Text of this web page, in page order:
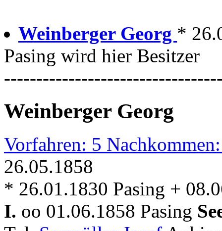
Weinberger Georg *
Pasing wird hier Besitzer
Weinberger Georg
Vorfahren: 5
26.05.1858
* 26.01.1830 Pasing +
I. oo 01.06.1858 Pasing